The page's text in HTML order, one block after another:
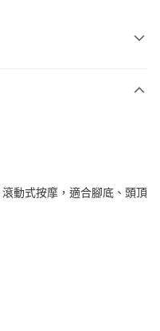
動式按摩，適合腳底、頭頂